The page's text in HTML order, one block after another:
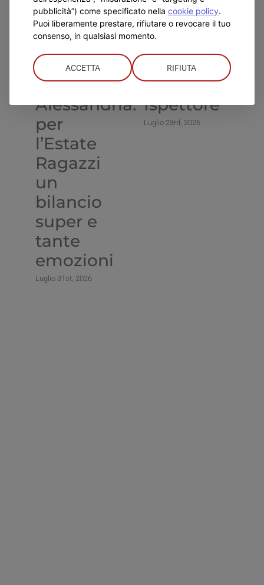
Don
Bosco
Alessandria:
per
l’Estate
Ragazzi
un
bilancio
super e
tante
emozioni
Luglio 31st, 2026
Visita del
nuovo
Ispettore
Luglio 23rd, 2026
pubblicità”) come specificato nella cookie policy.
Puoi liberamente prestare, rifiutare o revocare il tuo
consenso, in qualsiasi momento.
ACCETTA RIFIUTA